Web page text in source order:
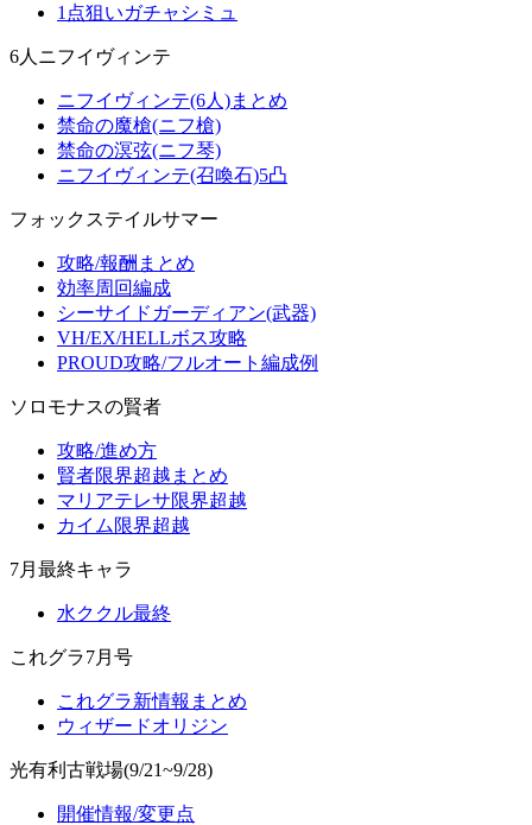
1点狙いガチャシミュ
6人ニフイヴィンテ
ニフイヴィンテ(6人)まとめ
禁命の魔槍(ニフ槍)
禁命の溟弦(ニフ琴)
ニフイヴィンテ(召喚石)5凸
フォックステイルサマー
攻略/報酬まとめ
効率周回編成
シーサイドガーディアン(武器)
VH/EX/HELLボス攻略
PROUD攻略/フルオート編成例
ソロモナスの賢者
攻略/進め方
賢者限界超越まとめ
マリアテレサ限界超越
カイム限界超越
7月最終キャラ
水ククル最終
これグラ7月号
これグラ新情報まとめ
ウィザードオリジン
光有利古戦場(9/21~9/28)
開催情報/変更点